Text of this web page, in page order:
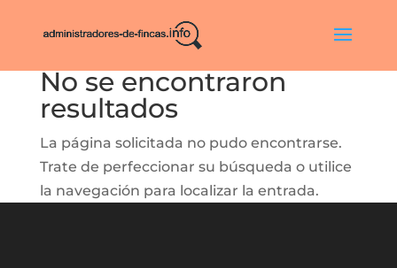
No se encontraron
resultados
La página solicitada no pudo encontrarse.
Trate de perfeccionar su búsqueda o utilice
la navegación para localizar la entrada.